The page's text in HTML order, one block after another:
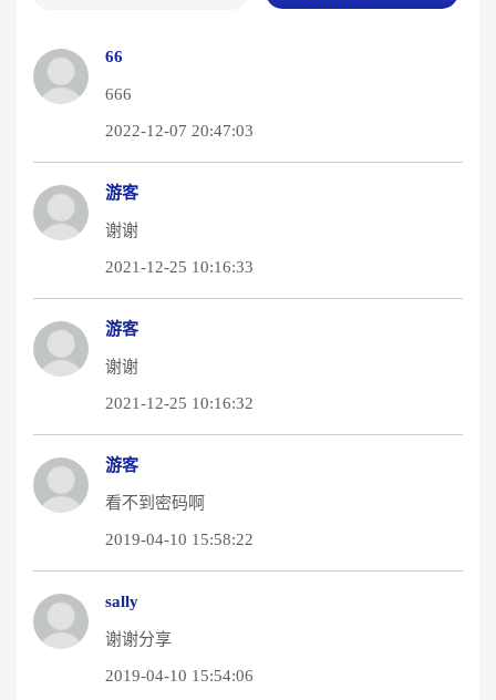
66
666
2022-12-07 20:47:03
游客
谢谢
2021-12-25 10:16:33
游客
谢谢
2021-12-25 10:16:32
游客
看不到密码啊
2019-04-10 15:58:22
sally
谢谢分享
2019-04-10 15:54:06